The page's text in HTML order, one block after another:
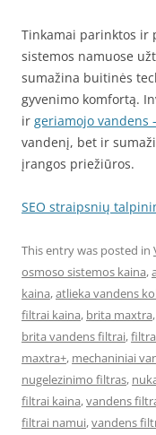
Tinkamai parinktos ir
sistemos namuose
sumažina buitinės
gyvenimo komfortą.
ir geriamojo vandens
vandenį, bet ir
įrangos priežiūros.
SEO straipsnių
This entry was posted in
osmoso sistemos kaina,
kaina,atlieka vandens
filtrai kaina, brita maxtra,
brita vandens filtrai,
maxtra+, mechaniniai
nugelezinimo filtras,
filtrai kaina,vandens
filtrai namui,vandens